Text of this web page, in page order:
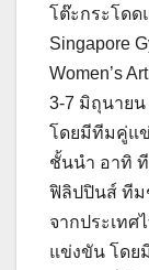
โต๊ะกระโดด
Singapore
Women’s
3-7 มิถุนาย
โดยมีทีมคู่แ
ชั้นนำ อาทิ
ฟิลิปปินส์ ทีม
จากประเทศ
แข่งขัน โด